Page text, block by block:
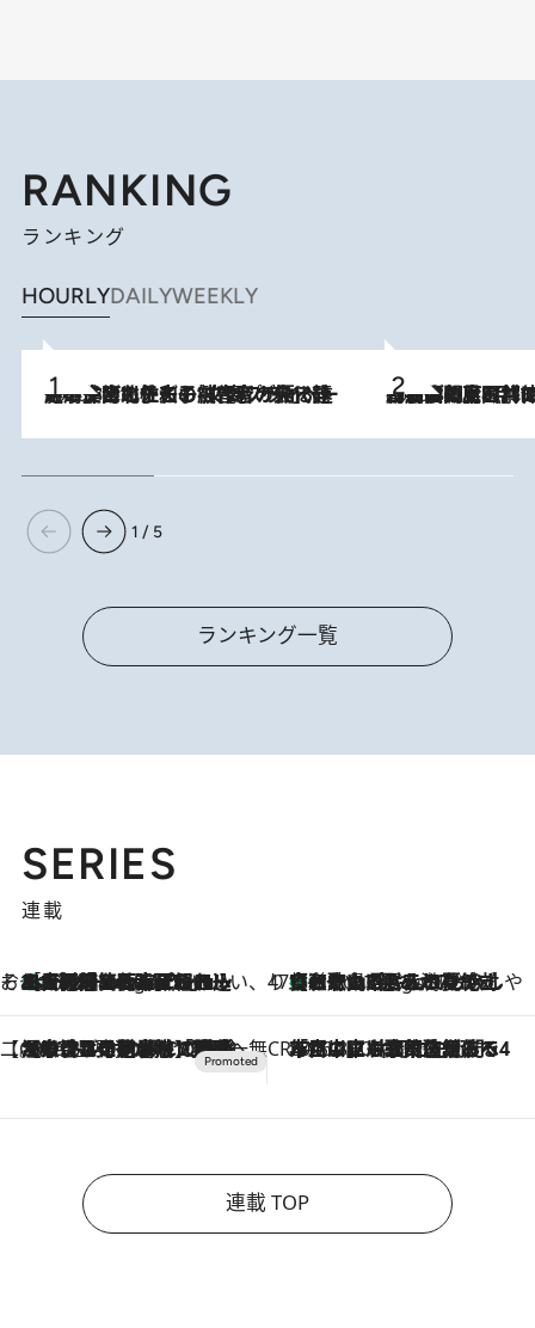
RANKING
ランキング
HOURLYDAILYWEEKLY
2026.8.3
《「文士の子ども被害者の会」発足！》阿川佐和子（72）が語る遠藤周作に北杜夫、劇作家・矢代静一の子どもたちの“文豪プライベート事件簿” 2026.8.8
「最後に見られてよかった」上野動物園の東園パンダ舎が解体前に特別公開。8月16日まで延長されたパネル展と共に辿る“半世紀”のパンダ飼育《解体工事の図面あり》
1 / 5
ランキング一覧
SERIES
連載
そおだよおこの関西おいしい、おやつ紀行8 Hours Ago
［大阪府箕面市］一皿一皿目の前で仕上げられる、料理を巧みに組み込んだアシェットデセールコース「ミチル アシェット デセール（Michiru assiette dessert）」 47都道府県の手みやげ ひんやりスイーツで夏を満喫
8 Hours Ago
【和歌山県】この夏絶対食べたい 冷やしておいしいおやつ3選 みかんがごろっと丸ごと入ったジュレ
【CREA×星野リゾート】唯一無二。癒しと発見が待つ場所へ
2026.8.7
【トンボの足水浴】ヒノキの香りに包まれて涼感マックス！約13℃の湧水かけ流しを避暑地「星野温泉 トンボの湯」で体験 CREA'S CHOICE
2026.8.7
「立川にも歌舞伎があるんだよ」 片岡仁左衛門・市川中車ら豪華座組みで4年目の立川立飛歌舞伎へ
連載 TOP